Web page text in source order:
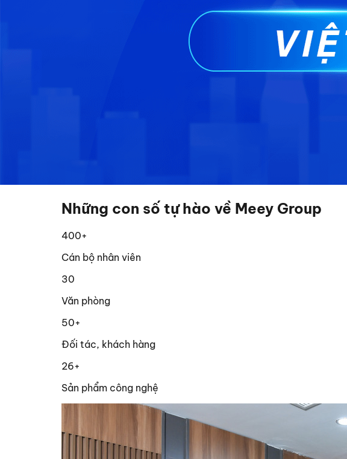
Những con số tự hào về Meey Group
400+
Cán bộ nhân viên
30
Văn phòng
50+
Đối tác, khách hàng
26+
Sản phẩm công nghệ